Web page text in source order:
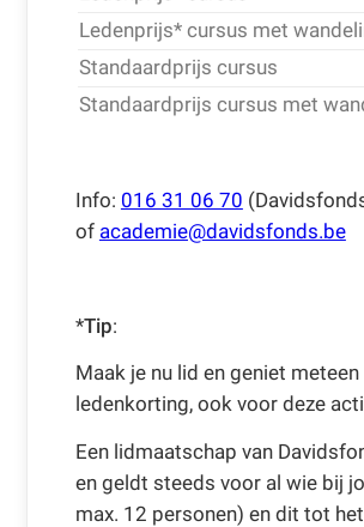
Ledenprijs* cursus met
Standaardprijs cursus
Standaardprijs cursus met
Info: 016 31 06 70
of academie@davidsfonds.be
*Tip:
Maak je nu lid en geniet meteen
ledenkorting, ook voor deze
Een lidmaatschap van
en geldt steeds voor al wie bij
max. 12 personen) en dit tot